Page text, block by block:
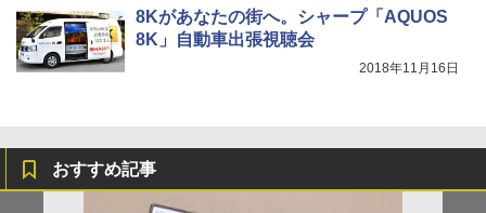
8Kがあなたの街へ。シャープ「AQUOS
8K」自動車出張視聴会
2018年11月16日
おすすめ記事